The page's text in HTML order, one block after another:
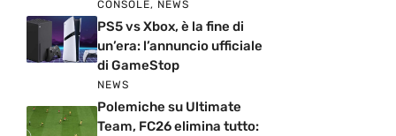
CONSOLE, NEWS
PS5 vs Xbox, è la fine di
un’era: l’annuncio ufficiale
di GameStop
NEWS
Polemiche su Ultimate
Team, FC26 elimina tutto: